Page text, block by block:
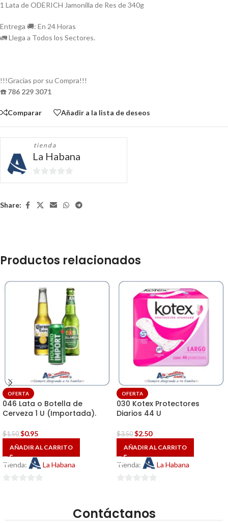
1 Lata de ODERICH Jamonilla de Res de 340g
Entrega 🚚: En 24 Horas
🚛 Llega a Todos los Sectores.
!!!Gracias por su Compra!!!
☎️ 786 229 3071
Comparar Añadir a la lista de deseos
tienda
La Habana
0
Share:
Productos relacionados
OFERTA
046 Lata o Botella de
Cerveza 1 U (Importada).
$1.50 $0.95
AÑADIR AL CARRITO
Tienda: La Habana
OFERTA
030 Kotex Protectores
Diarios 44 U
$3.50 $2.50
AÑADIR AL CARRITO
Tienda: La Habana
5
Contáctanos